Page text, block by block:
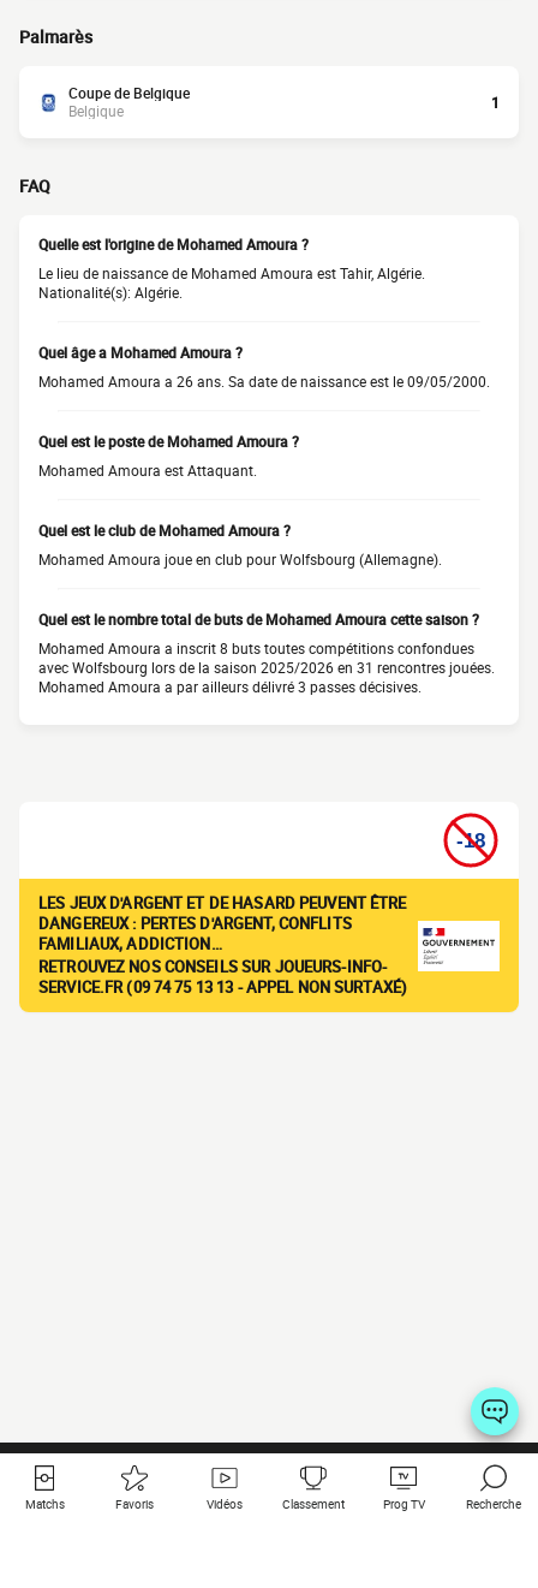
Palmarès
Coupe de Belgique
Belgique
1
FAQ
Quelle est l'origine de Mohamed Amoura ?
Le lieu de naissance de Mohamed Amoura est Tahir, Algérie.
Nationalité(s): Algérie.
Quel âge a Mohamed Amoura ?
Mohamed Amoura a 26 ans. Sa date de naissance est le 09/05/2000.
Quel est le poste de Mohamed Amoura ?
Mohamed Amoura est Attaquant.
Quel est le club de Mohamed Amoura ?
Mohamed Amoura joue en club pour Wolfsbourg (Allemagne).
Quel est le nombre total de buts de Mohamed Amoura cette saison ?
Mohamed Amoura a inscrit 8 buts toutes compétitions confondues
avec Wolfsbourg lors de la saison 2025/2026 en 31 rencontres jouées.
Mohamed Amoura a par ailleurs délivré 3 passes décisives.
LES JEUX D'ARGENT ET DE HASARD PEUVENT ÊTRE
DANGEREUX : PERTES D'ARGENT, CONFLITS
FAMILIAUX, ADDICTION…
RETROUVEZ NOS CONSEILS SUR JOUEURS-INFO-
SERVICE.FR (09 74 75 13 13 - APPEL NON SURTAXÉ)
Matchs Favoris Vidéos Classement Prog TV Recherche